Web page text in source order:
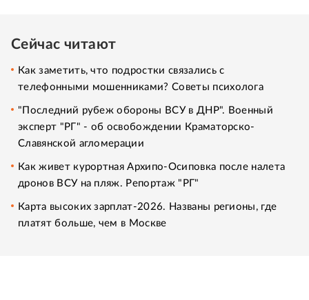
Сейчас читают
Как заметить, что подростки связались с
телефонными мошенниками? Советы психолога
"Последний рубеж обороны ВСУ в ДНР". Военный
эксперт "РГ" - об освобождении Краматорско-
Славянской агломерации
Как живет курортная Архипо-Осиповка после налета
дронов ВСУ на пляж. Репортаж "РГ"
Карта высоких зарплат-2026. Названы регионы, где
платят больше, чем в Москве